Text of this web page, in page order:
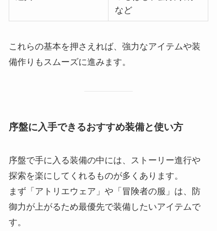
など
これらの基本を押さえれば、強力なアイテムや装
備作りもスムーズに進みます。
序盤に入手できるおすすめ装備と使い方
序盤で手に入る装備の中には、ストーリー進行や
探索を楽にしてくれるものが多くあります。
まず「アトリエウェア」や「冒険者の服」は、防
御力が上がるため最優先で装備したいアイテムで
す。